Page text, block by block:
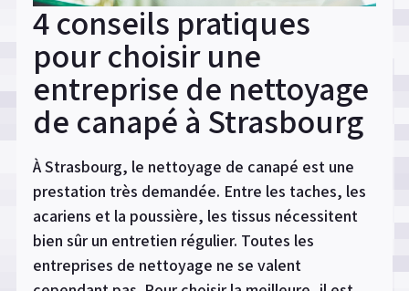
4 conseils pratiques
pour choisir une
entreprise de nettoyage
de canapé à Strasbourg
À Strasbourg, le nettoyage de canapé est une
prestation très demandée. Entre les taches, les
acariens et la poussière, les tissus nécessitent
bien sûr un entretien régulier. Toutes les
entreprises de nettoyage ne se valent